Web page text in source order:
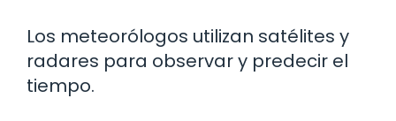
Los meteorólogos utilizan satélites y
radares para observar y predecir el
tiempo.